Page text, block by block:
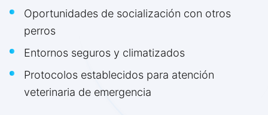
Oportunidades de socialización con otros
perros
Entornos seguros y climatizados
Protocolos establecidos para atención
veterinaria de emergencia